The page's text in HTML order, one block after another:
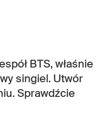
BTS, właśnie
singiel. Utwór
Sprawdźcie